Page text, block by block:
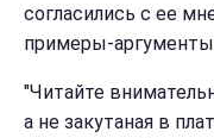
согласились с ее
примеры-
"Читайте
а не закутаная в